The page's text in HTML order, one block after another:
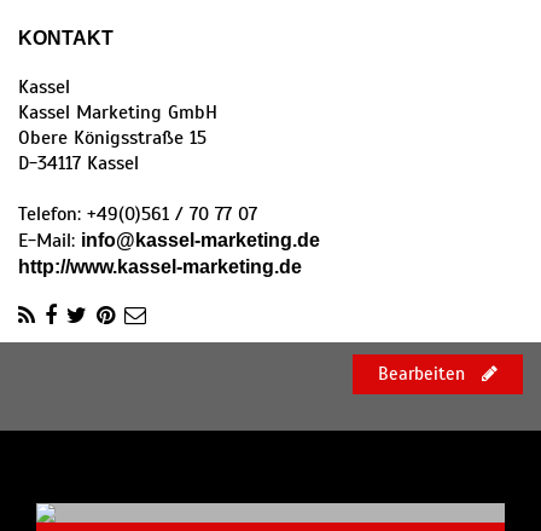
KONTAKT
Kassel
Kassel Marketing GmbH
Obere Königsstraße 15
D-34117 Kassel
Telefon: +49(0)561 / 70 77 07
E-Mail: info@kassel-marketing.de
http://www.kassel-marketing.de
Bearbeiten